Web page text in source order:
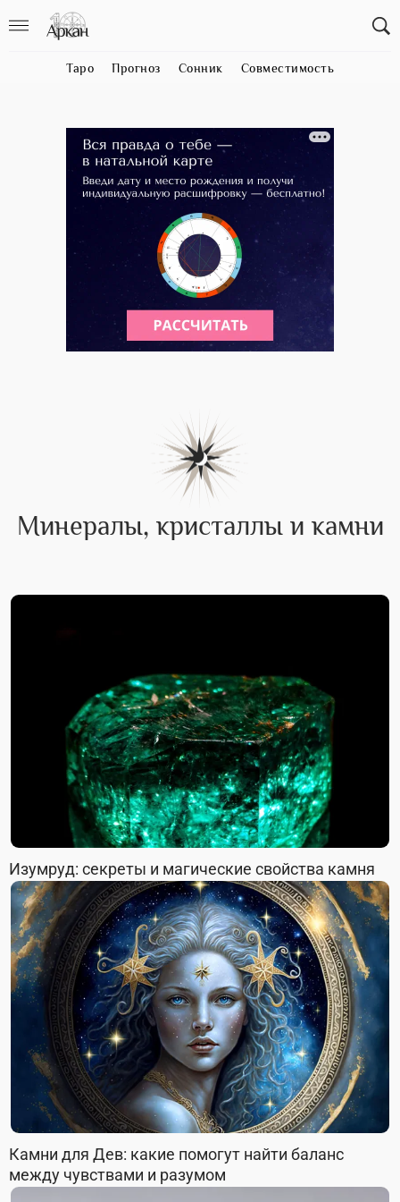
Таро Прогноз Сонник Совместимость
Минералы, кристаллы и камни
Изумруд: секреты и магические свойства камня
Камни для Дев: какие помогут найти баланс
между чувствами и разумом